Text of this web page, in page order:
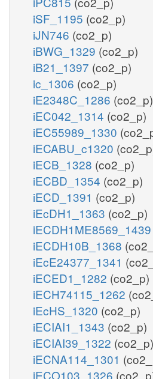
iSF_1195 (co2_p)
iJN746 (co2_p)
iBWG_1329 (co2_p)
iB21_1397 (co2_p)
ic_1306 (co2_p)
iE2348C_1286 (co2_p)
iEC042_1314 (co2_p)
iEC55989_1330
iECABU_c1320
iECB_1328 (co2_p)
iECBD_1354 (co2_p)
iECD_1391 (co2_p)
iEcDH1_1363 (co2_p)
iECDH1ME8569_1439
iECDH10B_1368
iEcE24377_1341
iECED1_1282 (co2_p)
iECH74115_1262
iEcHS_1320 (co2_p)
iECIAI1_1343 (co2_p)
iECIAI39_1322 (co2_p)
iECNA114_1301
iECO103_1326